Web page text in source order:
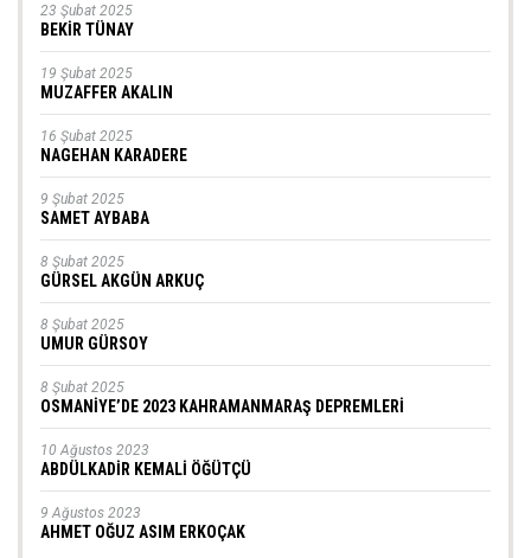
23 Şubat 2025
BEKİR TÜNAY
19 Şubat 2025
MUZAFFER AKALIN
16 Şubat 2025
NAGEHAN KARADERE
9 Şubat 2025
SAMET AYBABA
8 Şubat 2025
GÜRSEL AKGÜN ARKUÇ
8 Şubat 2025
UMUR GÜRSOY
8 Şubat 2025
OSMANİYE’DE 2023 KAHRAMANMARAŞ DEPREMLERİ
10 Ağustos 2023
ABDÜLKADİR KEMALİ ÖĞÜTÇÜ
9 Ağustos 2023
AHMET OĞUZ ASIM ERKOÇAK